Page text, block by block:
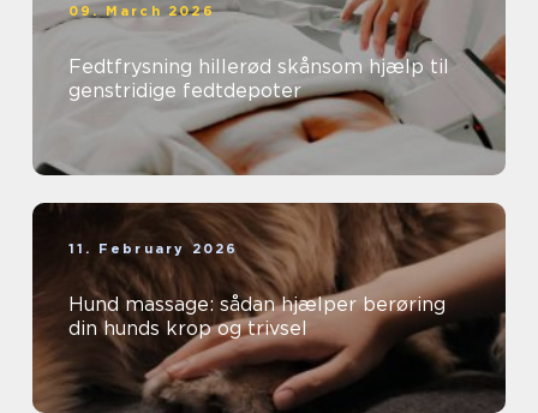
09. March 2026
Fedtfrysning hillerød skånsom hjælp til
genstridige fedtdepoter
11. February 2026
Hund massage: sådan hjælper berøring
din hunds krop og trivsel